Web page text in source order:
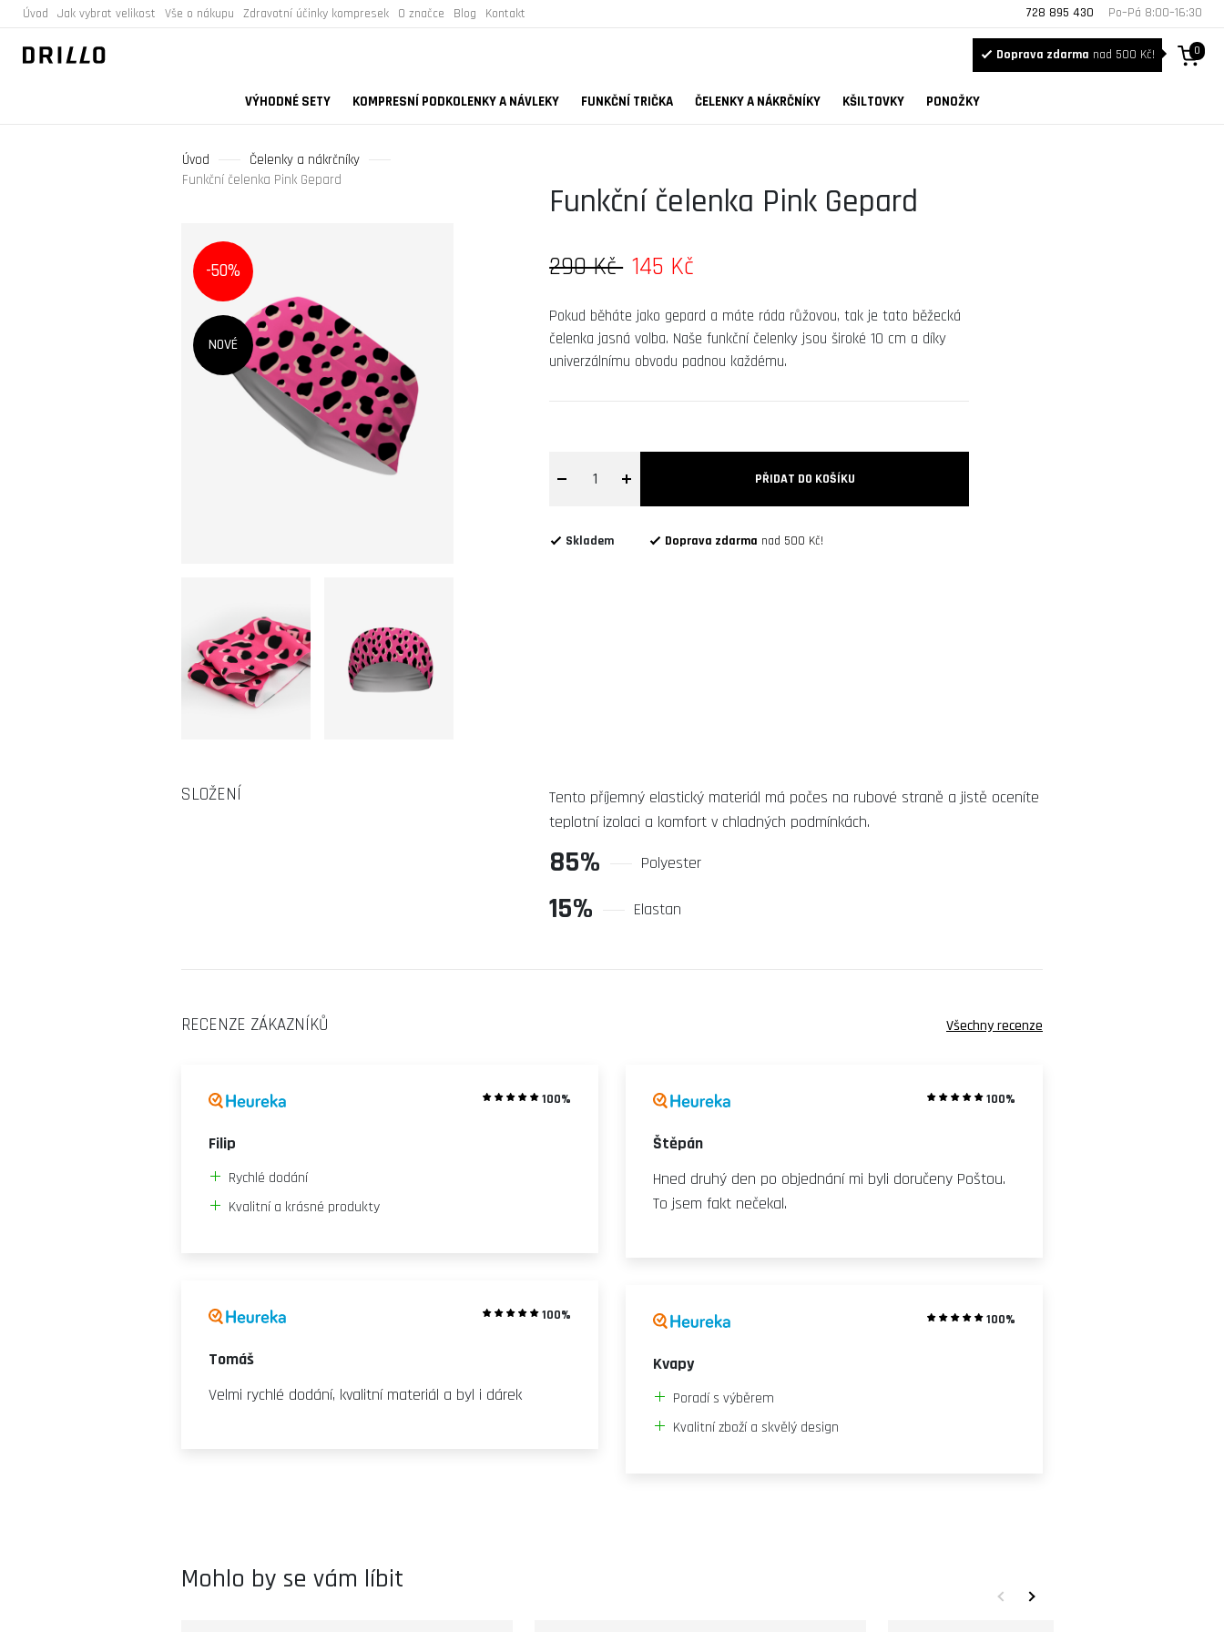
Úvod Jak vybrat velikost Vše o nákupu Zdravotní účinky kompresek O značce Blog Kontakt 728 895 430 Po–Pá 8:00–16:30
VÝHODNÉ SETY KOMPRESNÍ PODKOLENKY A NÁVLEKY FUNKČNÍ TRIČKA ČELENKY A NÁKRČNÍKY KŠILTOVKY PONOŽKY
Doprava zdarma nad 500 Kč! 0
Úvod
Čelenky a nákrčníky
Funkční čelenka Pink Gepard
-50%
NOVÉ
Funkční čelenka Pink Gepard
290 Kč 145 Kč
Pokud běháte jako gepard a máte ráda růžovou, tak je tato běžecká
čelenka jasná volba. Naše funkční čelenky jsou široké 10 cm a díky
univerzálnímu obvodu padnou každému.
1 PŘIDAT DO KOŠÍKU
Skladem Doprava zdarma nad 500 Kč!
SLOŽENÍ
Tento příjemný elastický materiál má počes na rubové straně a jistě oceníte
teplotní izolaci a komfort v chladných podmínkách.
85% Polyester
15% Elastan
RECENZE ZÁKAZNÍKŮ Všechny recenze
100%
Filip
Rychlé dodání
Kvalitní a krásné produkty
100%
Štěpán
Hned druhý den po objednání mi byli doručeny Poštou.
To jsem fakt nečekal.
100%
Tomáš
Velmi rychlé dodání, kvalitní materiál a byl i dárek
100%
Kvapy
Poradí s výběrem
Kvalitní zboží a skvělý design
Mohlo by se vám líbit